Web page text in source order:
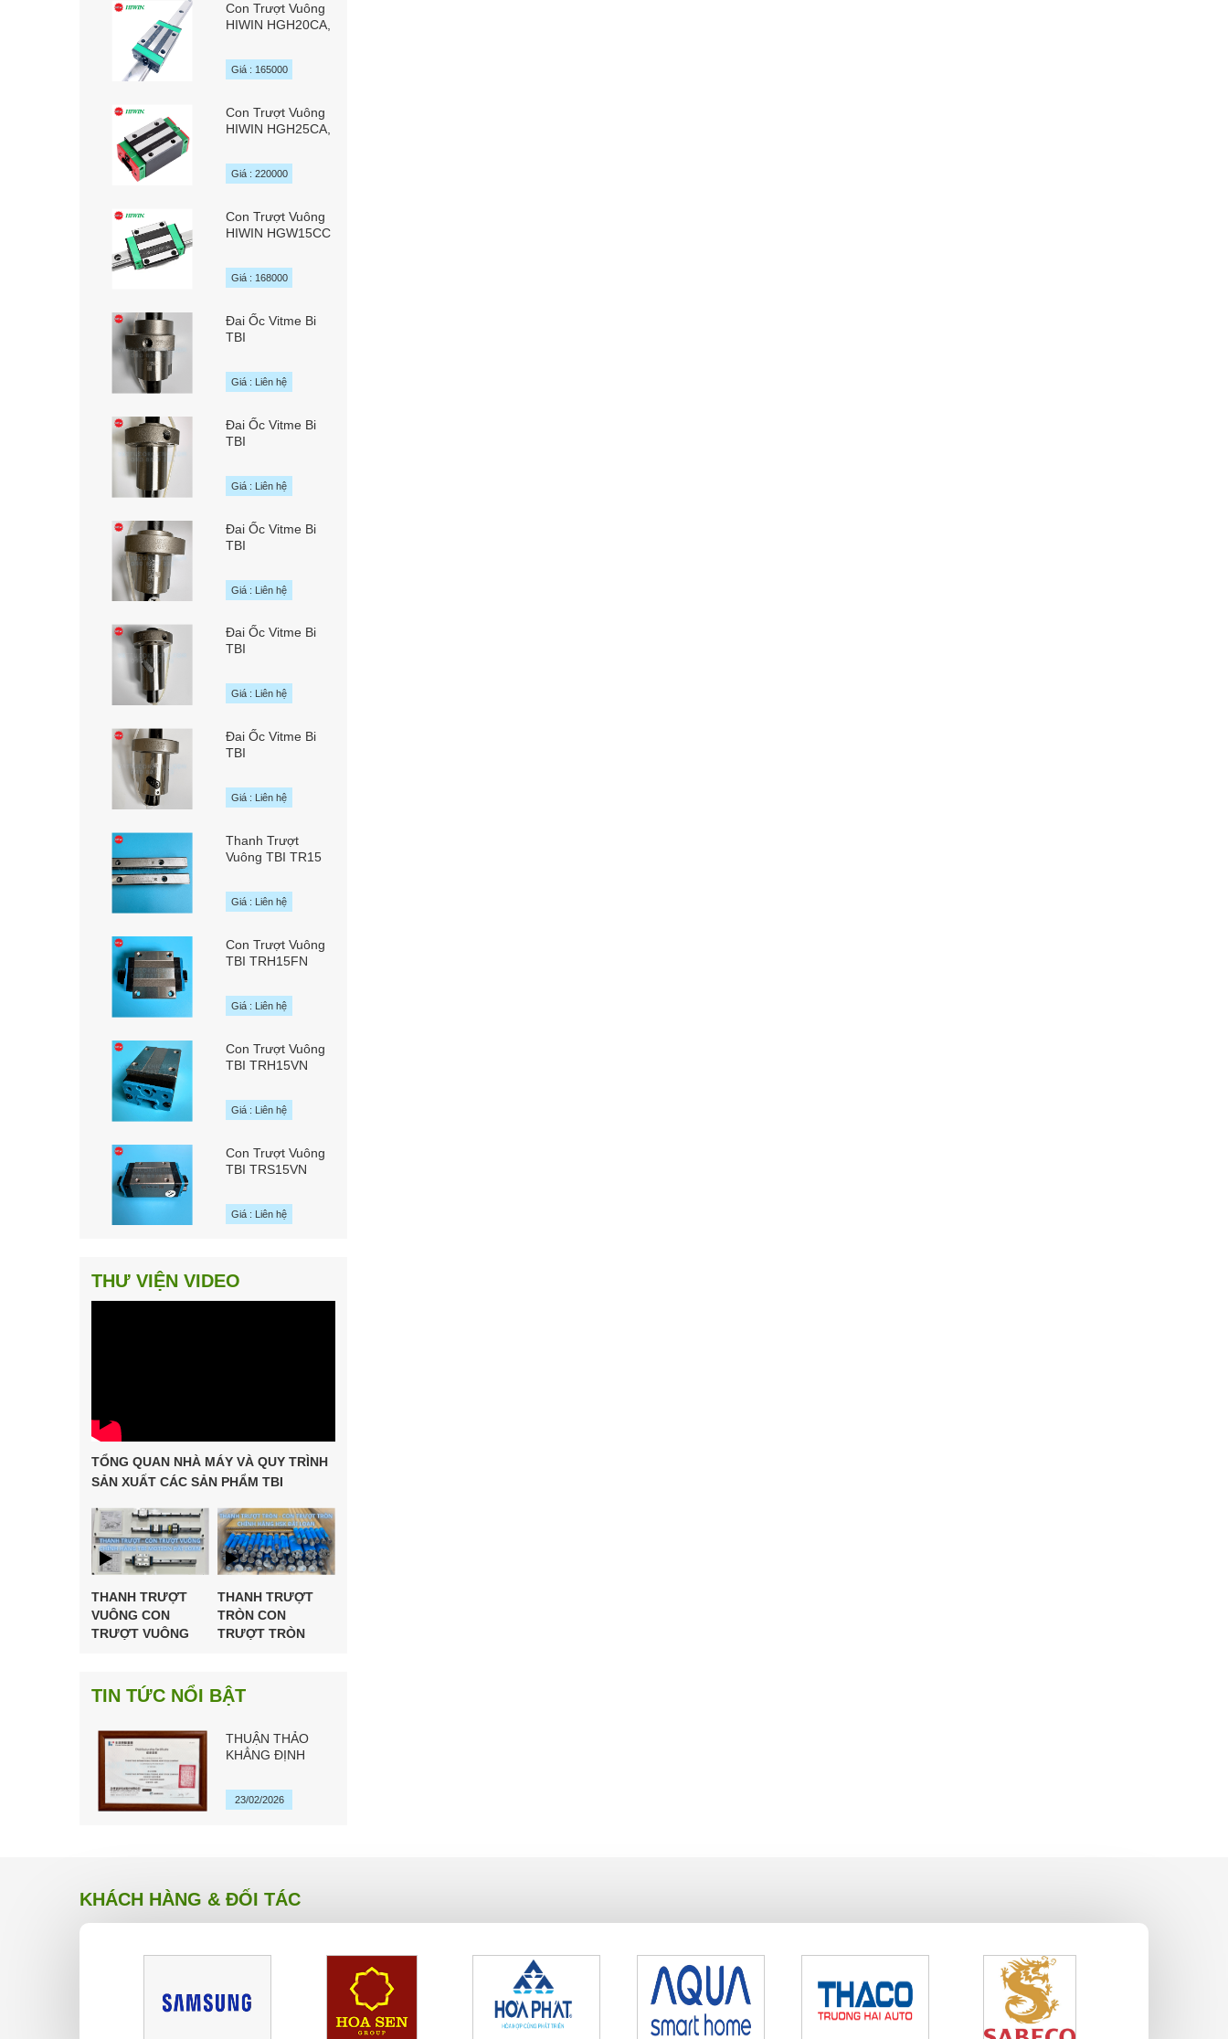
Con Trượt Vuông
HIWIN HGH20CA,
HGH20HA
Giá : 165000
Con Trượt Vuông
HIWIN HGH25CA,
Giá : 220000
Con Trượt Vuông
HIWIN HGW15CC
Giá : 168000
Đai Ốc Vitme Bi
TBI
/ SFYR01616A2D
chính hãng TBI
Giá : Liên hệ
Đai Ốc Vitme Bi
TBI
chính hãng TBI
MOTION Đài Loan
Giá : Liên hệ
Đai Ốc Vitme Bi
TBI
chính hãng TBI
MOTION Đài Loan
Giá : Liên hệ
Đai Ốc Vitme Bi
TBI
chính hãng TBI
MOTION Đài Loan
Giá : Liên hệ
Đai Ốc Vitme Bi
TBI
chính hãng TBI
MOTION Đài Loan
Giá : Liên hệ
Thanh Trượt
Vuông TBI TR15
MOTION Đài Loan
Giá : Liên hệ
Con Trượt Vuông
TBI TRH15FN
MOTION Đài Loan
Giá : Liên hệ
Con Trượt Vuông
TBI TRH15VN
MOTION Đài Loan
Giá : Liên hệ
Con Trượt Vuông
TBI TRS15VN
MOTION Đài Loan
Giá : Liên hệ
THƯ VIỆN VIDEO
TỔNG QUAN NHÀ MÁY VÀ QUY TRÌNH
SẢN XUẤT CÁC SẢN PHẨM TBI
THANH TRƯỢT
VUÔNG CON
TRƯỢT VUÔNG
LOAN
THANH TRƯỢT
TRÒN CON
TRƯỢT TRÒN
TIN TỨC NỔI BẬT
THUẬN THẢO
KHẲNG ĐỊNH
CHÍNH HÃNG TBI
MOTION ĐÀI
23/02/2026
KHÁCH HÀNG & ĐỐI TÁC